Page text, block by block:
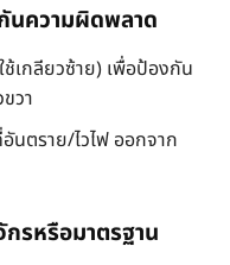
นความผิดพลาด
เกลียวซ้าย) เพื่อป้องกัน
วา
นตราย/ไวไฟ ออกจาก
รหรือมาตรฐาน